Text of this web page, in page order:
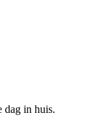
dag in huis.